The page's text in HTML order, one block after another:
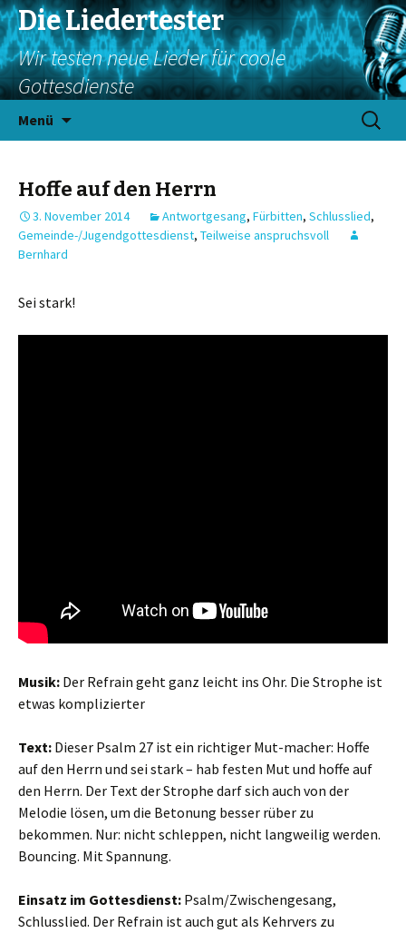
Die Liedertester
Wir testen neue Lieder für coole
Gottesdienste
Menü
Suchen
nach:
Hoffe auf den Herrn
3. November 2014 Antwortgesang, Fürbitten, Schlusslied,
Gemeinde-/Jugendgottesdienst, Teilweise anspruchsvoll
Bernhard
Sei stark!
Musik: Der Refrain geht ganz leicht ins Ohr. Die Strophe ist
etwas komplizierter
Text: Dieser Psalm 27 ist ein richtiger Mut-macher: Hoffe
auf den Herrn und sei stark – hab festen Mut und hoffe auf
den Herrn. Der Text der Strophe darf sich auch von der
Melodie lösen, um die Betonung besser rüber zu
bekommen. Nur: nicht schleppen, nicht langweilig werden.
Bouncing. Mit Spannung.
Einsatz im Gottesdienst: Psalm/Zwischengesang,
Schlusslied. Der Refrain ist auch gut als Kehrvers zu